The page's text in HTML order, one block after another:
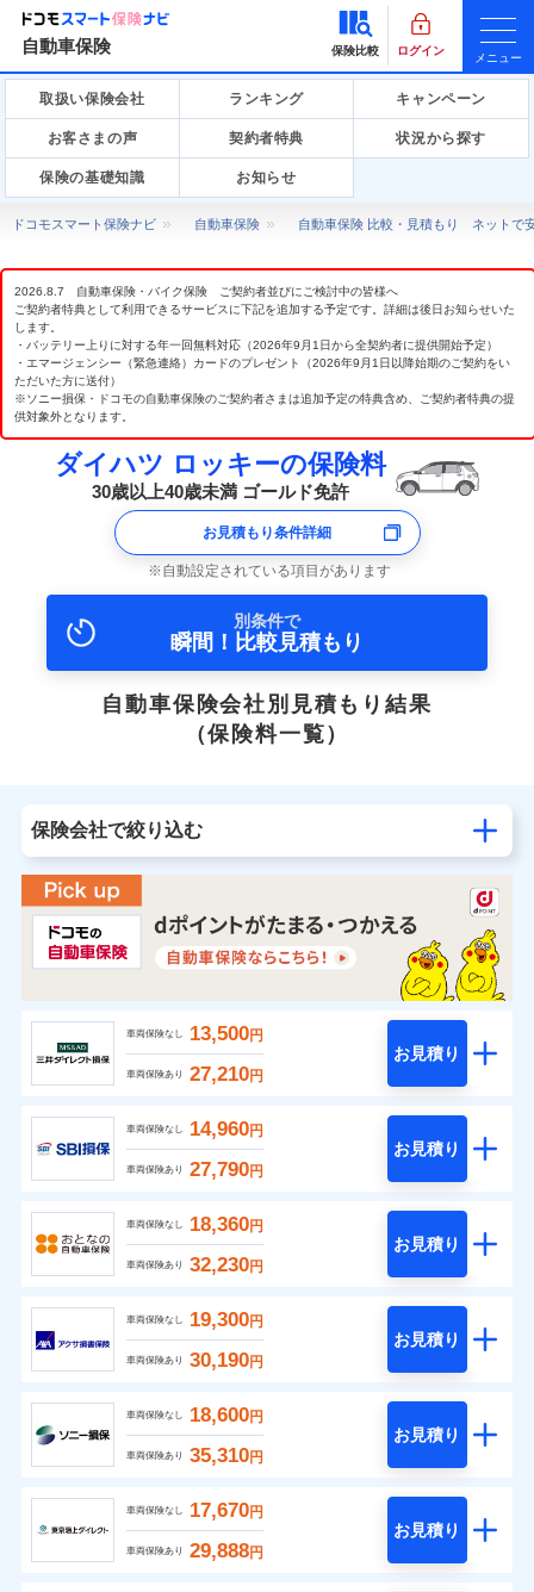
自動車保険 保険比較 ログイン
メニュー
取扱い保険会社 ランキング キャンペーン
お客さまの声 契約者特典 状況から探す
保険の基礎知識 お知らせ
ドコモスマート保険ナビ 自動車保険 自動車保険 比較・見積もり ネットで
2026.8.7 自動車保険・バイク保険 ご契約者並びにご検討中の皆様へ
ご契約者特典として利用できるサービスに下記を追加する予定です。詳細は後日お知らせいた
します。
・バッテリー上りに対する年一回無料対応（2026年9月1日から全契約者に提供開始予定）
・エマージェンシー（緊急連絡）カードのプレゼント（2026年9月1日以降始期のご契約をい
ただいた方に送付）
※ソニー損保・ドコモの自動車保険のご契約者さまは追加予定の特典含め、ご契約者特典の提
供対象外となります。
ダイハツ ロッキーの保険料
30歳以上40歳未満 ゴールド免許
お見積もり条件詳細
自動設定されている項目があります
別条件で
瞬間！比較見積もり
自動車保険会社別見積もり結果
（保険料一覧）
保険会社で絞り込む
車両保険なし 13,500円
車両保険あり 27,210円
お見積り
車両保険なし 14,960円
車両保険あり 27,790円
お見積り
車両保険なし 18,360円
車両保険あり 32,230円
お見積り
車両保険なし 19,300円
車両保険あり 30,190円
お見積り
車両保険なし 18,600円
車両保険あり 35,310円
お見積り
車両保険なし 17,670円
車両保険あり 29,888円
お見積り